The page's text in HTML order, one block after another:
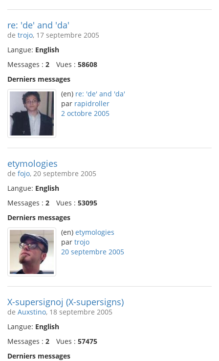
re: 'de' and 'da'
de trojo, 17 septembre 2005
Langue: English
Messages : 2 Vues : 58608
Derniers messages
(en) re: 'de' and 'da'
par rapidroller
2 octobre 2005
etymologies
de fojo, 20 septembre 2005
Langue: English
Messages : 2 Vues : 53095
Derniers messages
(en) etymologies
par trojo
20 septembre 2005
X-supersignoj (X-supersigns)
de Auxstino, 18 septembre 2005
Langue: English
Messages : 2 Vues : 57475
Derniers messages